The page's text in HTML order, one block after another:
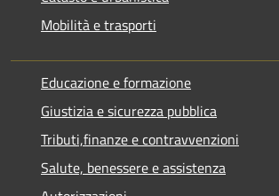
Mobilità e trasporti
Educazione e formazione
Giustizia e sicurezza pubblica
Tributi,finanze e contravvenzioni
Salute, benessere e assistenza